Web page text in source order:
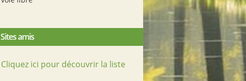
Sites amis
Cliquez ici pour découvrir la liste